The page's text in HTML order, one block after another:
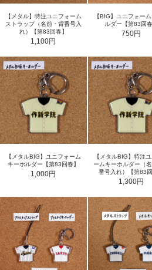
【メタル】特注ユニフォーム
ストラップ（名前・背番号入
れ）【第83回春】
1,100円
【BIG】ユニフォー
ルダー【第83回春
750円
【メタルBIG】ユニフォーム
キーホルダー【第83回春】
1,000円
【メタルBIG】特注
ームキーホルダー（
番号入れ）【第83回
1,300円